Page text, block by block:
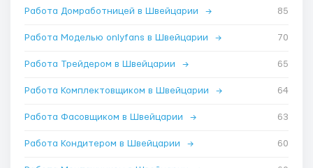
Работа Домработницей в Швейцарии → 85
Работа Моделью onlyfans в Швейцарии → 70
Работа Трейдером в Швейцарии → 65
Работа Комплектовщиком в Швейцарии → 64
Работа Фасовщиком в Швейцарии → 63
Работа Кондитером в Швейцарии → 60